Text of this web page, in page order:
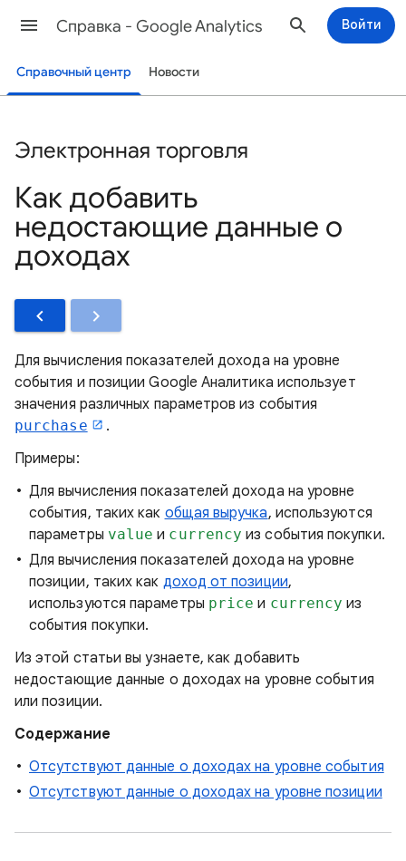
Cправка - Google Analytics Войти
Справочный центр Новости
Электронная торговля
Как добавить
недостающие данные о
доходах
Для вычисления показателей дохода на уровне
события и позиции Google Аналитика использует
значения различных параметров из события
purchase
.
Примеры:
Для вычисления показателей дохода на уровне
события, таких как общая выручка, используются
параметры value и currency из события покупки.
Для вычисления показателей дохода на уровне
позиции, таких как доход от позиции,
используются параметры price и currency из
события покупки.
Из этой статьи вы узнаете, как добавить
недостающие данные о доходах на уровне события
или позиции.
Содержание
Отсутствуют данные о доходах на уровне события
Отсутствуют данные о доходах на уровне позиции